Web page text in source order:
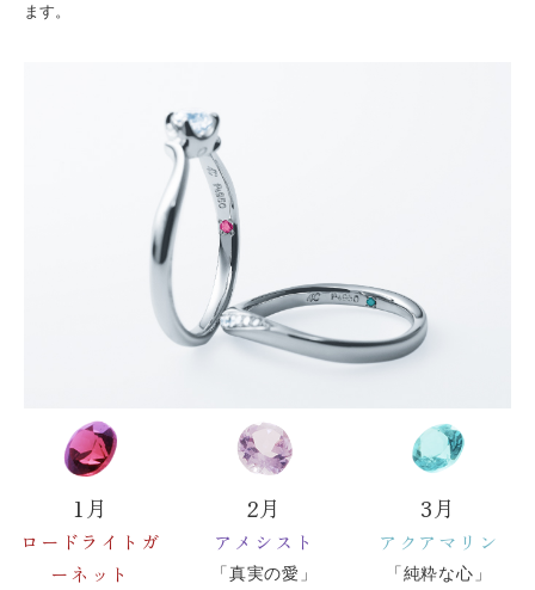
ます。
1月
ロードライトガ
ーネット
2月
アメシスト
「真実の愛」
3月
アクアマリン
「純粋な心」